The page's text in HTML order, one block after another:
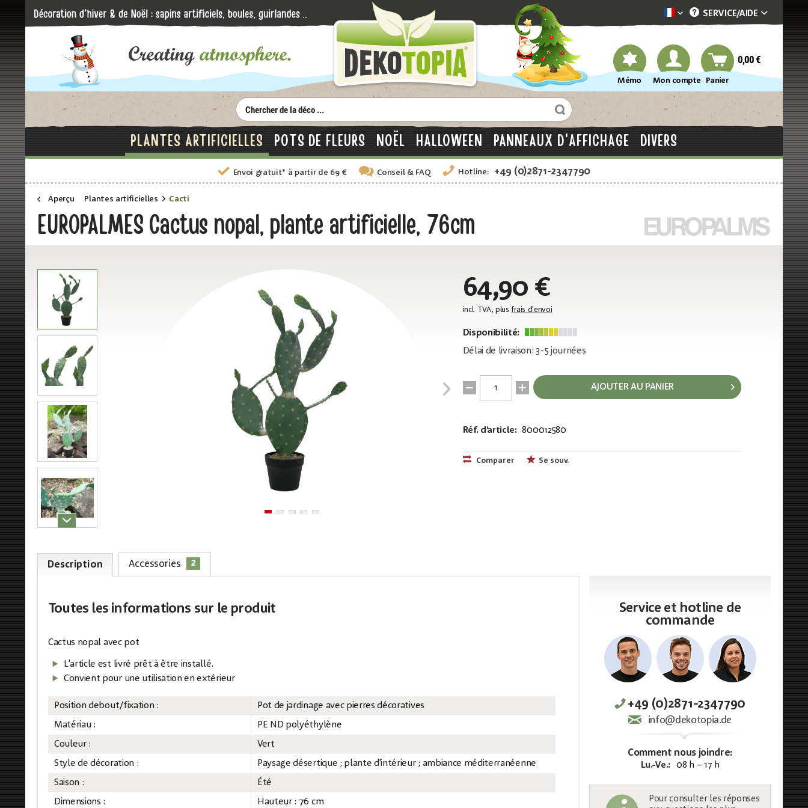
Dekotopia französisch
SERVICE/AIDE
Mémo Mon compte Panier
0,00 €
PLANTES ARTIFICIELLES POTS DE FLEURS NOËL HALLOWEEN PANNEAUX D'AFFICHAGE DIVERS
Envoi gratuit* à partir de 69 € Conseil& FAQ Hotline: +49 (0)2871-2347790
Aperçu Plantes artificielles Cacti
EUROPALMES Cactus nopal, plante artificielle, 76cm
64,90 €
incl. TVA, plusfrais d'envoi
Disponibilité:
Délai de livraison: 3-5 journées
AJOUTER AU PANIER
Réf. d’article: 800012580
Comparer Se souv.
Description Accessories 2
Toutes les informations sur le produit
Cactus nopal avec pot
L'article est livré prêt à être installé.
Convient pour une utilisation en extérieur
Position debout/fixation :
Pot de jardinage avec pierres décoratives
Matériau :
PE ND polyéthylène
Couleur :
Vert
Style de décoration :
Paysage désertique ; plante d'intérieur ; ambiance méditerranéenne
Saison :
Été
Dimensions :
Hauteur : 76 cm
Service et hotline de
commande
+49 (0)2871-2347790
info@dekotopia.de
Comment nous joindre:
Lu.-Ve.: 08 h – 17 h
Pour consulter les réponses